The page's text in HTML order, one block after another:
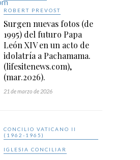
ROBERT PREVOST
Surgen nuevas fotos (de
1995) del futuro Papa
León XIV en un acto de
idolatría a Pachamama.
(lifesitenews.com),
(mar.2026).
21 de marzo de 2026
CONCILIO VATICANO II
(1962-1965)
IGLESIA CONCILIAR